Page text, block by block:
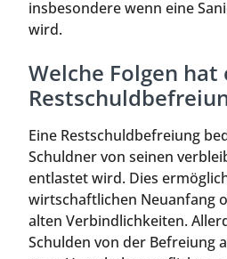
insbesondere wenn eine
wird.
Welche Folgen hat
Eine Restschuldbefreiung
Schuldner von seinen
entlastet wird. Dies
wirtschaftlichen Neuanfang
alten Verbindlichkeiten.
Schulden von der Befreiung